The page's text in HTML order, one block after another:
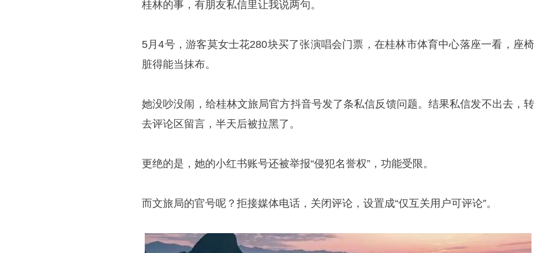
桂林的事，有朋友私信里让我说两句。
5月4号，游客莫女士花280块买了张演唱会门票，在桂林市体育中心落座一看，座椅
脏得能当抹布。
她没吵没闹，给桂林文旅局官方抖音号发了条私信反馈问题。结果私信发不出去，转
去评论区留言，半天后被拉黑了。
更绝的是，她的小红书账号还被举报“侵犯名誉权”，功能受限。
而文旅局的官号呢？拒接媒体电话，关闭评论，设置成“仅互关用户可评论”。